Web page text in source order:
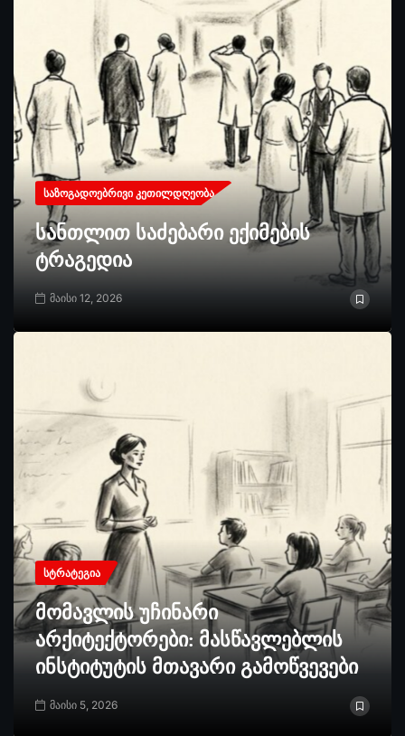
ᲡᲐᲖᲝᲒᲐᲓᲝᲔᲑᲠᲘᲕᲘ ᲙᲔᲗᲘᲚᲓᲦᲔᲝᲑᲐ
სანთლით საძებარი ექიმების
ტრაგედია
მაისი 12, 2026
ᲡᲢᲠᲐᲢᲔᲒᲘᲐ
მომავლის უჩინარი
არქიტექტორები: მასწავლებლის
ინსტიტუტის მთავარი გამოწვევები
მაისი 5, 2026